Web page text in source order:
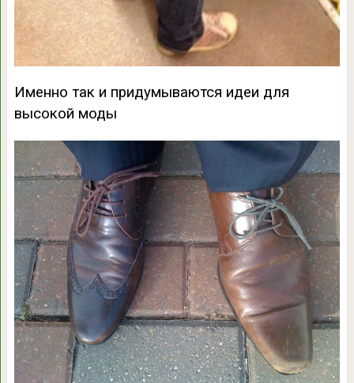
Именно так и придумываются идеи для
высокой моды